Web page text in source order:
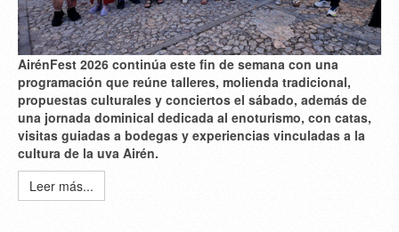
AirénFest 2026 continúa este fin de semana con una
programación que reúne talleres, molienda tradicional,
propuestas culturales y conciertos el sábado, además de
una jornada dominical dedicada al enoturismo, con catas,
visitas guiadas a bodegas y experiencias vinculadas a la
cultura de la uva Airén.
Leer más...